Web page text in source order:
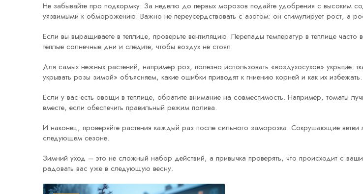
Не забывайте про подкормку. За неделю до первых морозов подайте удобрения с высоким
уязвимыми к обморожению. Важно не переусердствовать с азотом: он стимулирует рост, а
Если вы выращиваете в теплице, проверьте вентиляцию. Перепады температур в теплице
тёплые солнечные дни и следите, чтобы воздух не стоял.
Для самых нежных растений, например роз, полезно использовать «воздухосухое» укрытие:
укрывать розы зимой» объясняем, какие ошибки приводят к гниению корней и как их избежать.
Если у вас есть овощи в теплице, обратите внимание на совместимость. Например, томаты
вместе, если обеспечить правильный режим полива.
И наконец, проверяйте растения каждый раз после сильного заморозка. Сокрушающие
следующем сезоне.
Зимний уход – это не сложный набор действий, а привычка проверять, что происходит с
радовать вас уже в следующую весну.